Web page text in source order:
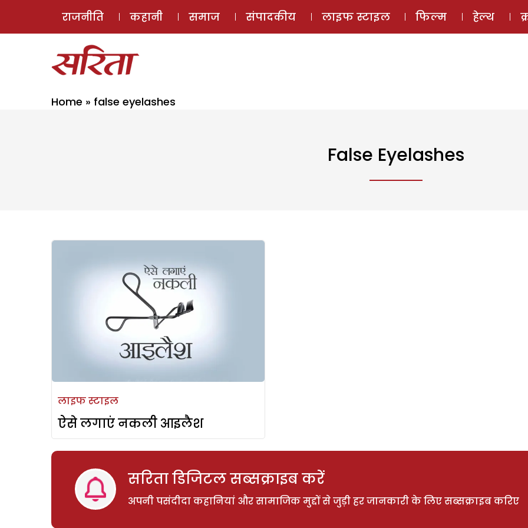
ई-मैगज़ीन
राजनीति कहानी समाज संपादकीय लाइफ स्टाइल फिल्म हेल्थ
Home » false eyelashes
False Eyelashes
लाइफ स्टाइल
ऐसे लगाएं नकली आइलैश
सरिता डिजिटल सब्सक्राइब करें
अपनी पसंदीदा कहानियां और सामाजिक मुद्दों से जुड़ी हर जानकारी के लिए सब्सक्राइब करिए